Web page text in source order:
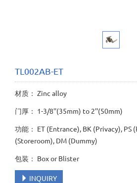
TL002AB-ET
材质： Zinc alloy
门厚： 1-3/8''(35mm) to 2''(50mm)
功能： ET (Entrance), BK (Privacy), PS
(Storeroom), DM (Dummy)
包装： Box or Blister
INQUIRY